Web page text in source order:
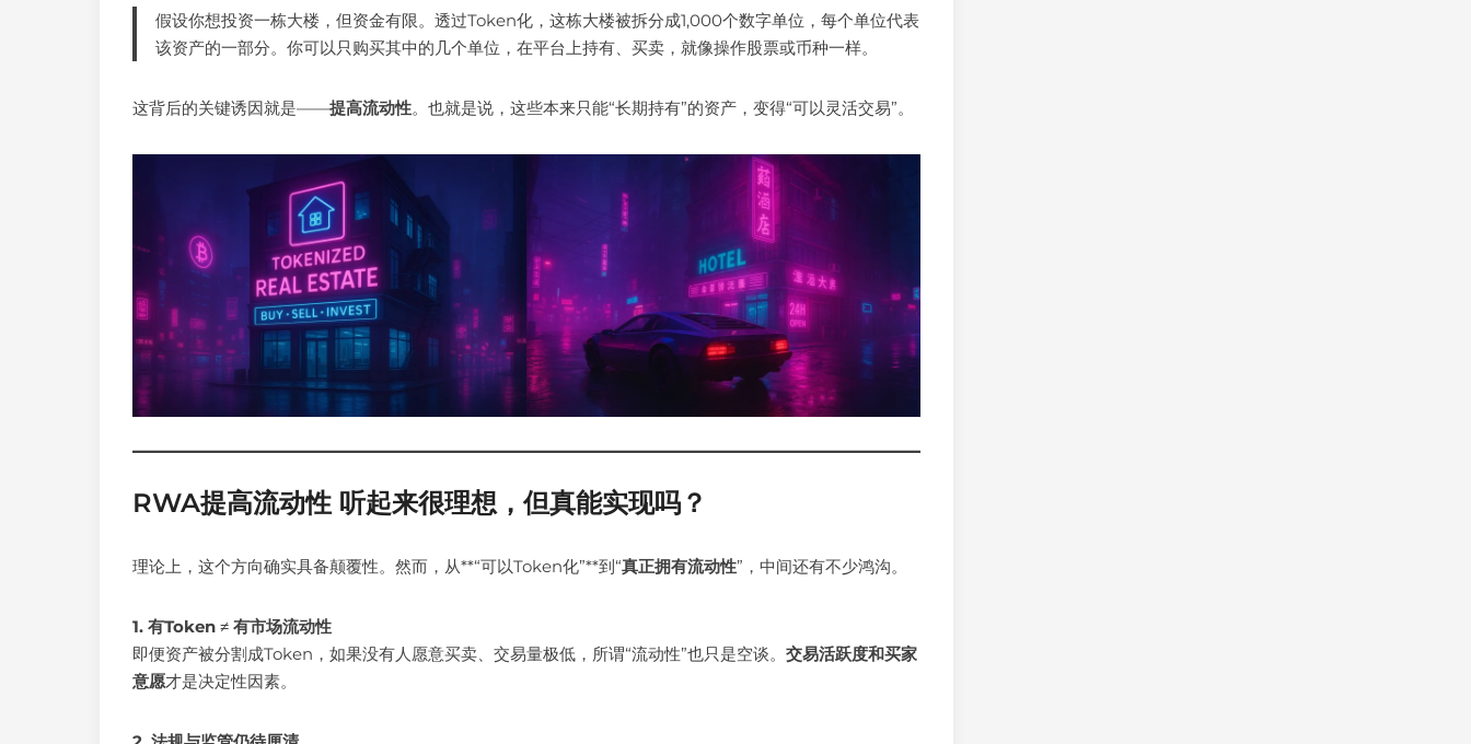
假设你想投资一栋大楼，但资金有限。透过Token化，这栋大楼被拆分成1,000个数字单位，每个单位代表
该资产的一部分。你可以只购买其中的几个单位，在平台上持有、买卖，就像操作股票或币种一样。
这背后的关键诱因就是——提高流动性。也就是说，这些本来只能“长期持有”的资产，变得“可以灵活交易”。
RWA提高流动性 听起来很理想，但真能实现吗？
理论上，这个方向确实具备颠覆性。然而，从**“可以Token化”**到“真正拥有流动性”，中间还有不少鸿沟。
1. 有Token ≠ 有市场流动性
即便资产被分割成Token，如果没有人愿意买卖、交易量极低，所谓“流动性”也只是空谈。 交易活跃度和买家
意愿才是决定性因素。